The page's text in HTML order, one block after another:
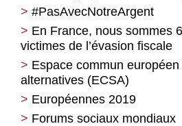
#PasAvecNotreArgent
En France, nous sommes
victimes de l’évasion fiscale
Espace commun
alternatives (ECSA)
Européennes 2019
Forums sociaux mondiaux